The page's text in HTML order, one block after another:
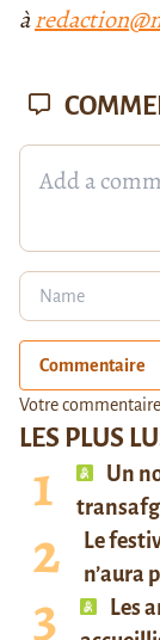
à
LES PLUS
Un
Le
n’aura
Les
Commentaire
Votre